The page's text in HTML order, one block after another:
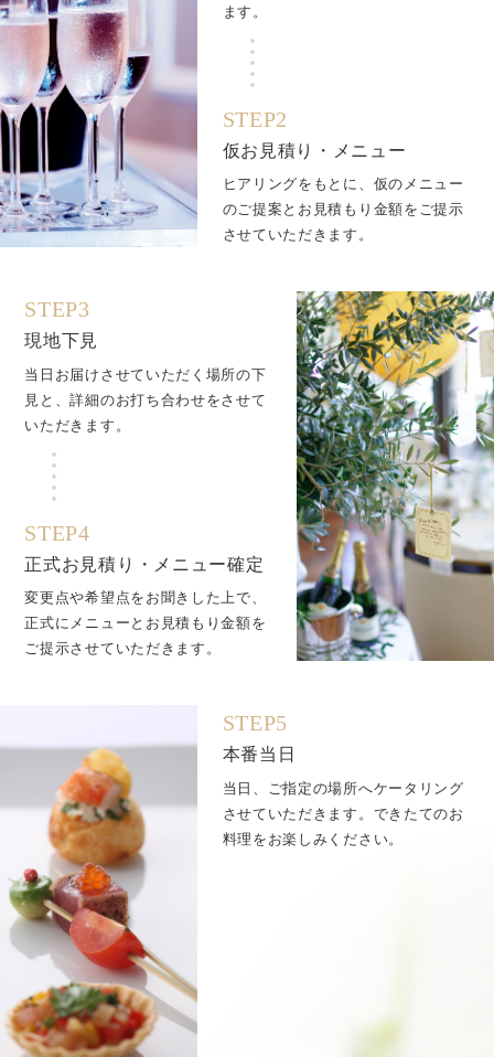
ます。
STEP2
仮お見積り・メニュー
ヒアリングをもとに、仮のメニュー
のご提案とお見積もり金額をご提示
させていただきます。
STEP3
現地下見
当日お届けさせていただく場所の下
見と、詳細のお打ち合わせをさせて
いただきます。
STEP4
正式お見積り・メニュー確定
変更点や希望点をお聞きした上で、
正式にメニューとお見積もり金額を
ご提示させていただきます。
STEP5
本番当日
当日、ご指定の場所へケータリング
させていただきます。できたてのお
料理をお楽しみください。